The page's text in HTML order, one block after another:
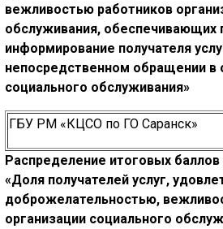
вежливостью работников
обслуживания, обеспечивающих
информирование получателя
непосредственном обращении в
социального обслуживания»
ГБУ РМ «КЦСО по ГО Саранск»
Распределение итоговых
«Доля получателей услуг,
доброжелательностью,
организации социального